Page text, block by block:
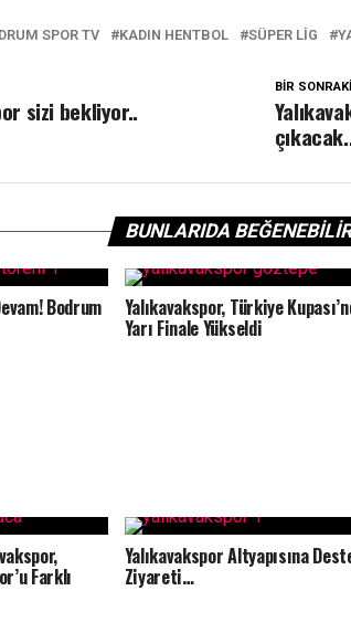
SPOR TV KADIN HENTBOL SÜPER LIG
BIR SONRAKI
sizi bekliyor..
BUNLARIDA
Bodrum Yalıkavakspor, Türkiye
Yarı Finale Yükseldi
Farklı
Yalıkavakspor Altyapısına
Ziyareti…